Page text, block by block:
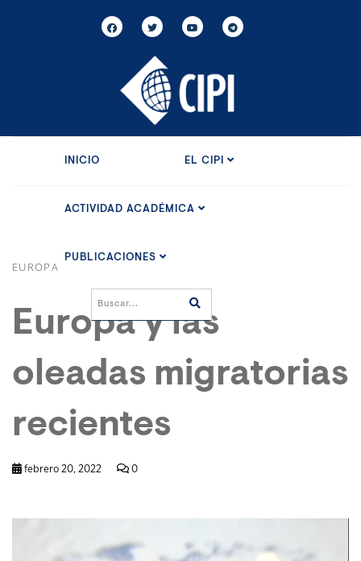
INICIO EL CIPI
ACTIVIDAD ACADÉMICA
PUBLICACIONES
EUROPA
Europa y las
oleadas migratorias
recientes
febrero 20, 2022 0